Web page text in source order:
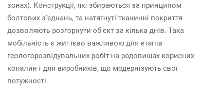
зонах). Конструкції, які збираються за принципом
болтових з'єднань, та натягнуті тканинні покриття
дозволяють розгорнути об'єкт за кілька днів. Така
мобільність є життєво важливою для етапів
геологорозвідувальних робіт на родовищах корисних
копалин і для виробників, що модернізують свої
потужності.